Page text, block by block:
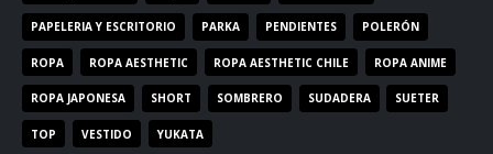
PAPELERIA Y ESCRITORIO PARKA PENDIENTES POLERÓN
ROPA ROPA AESTHETIC ROPA AESTHETIC CHILE ROPA ANIME
ROPA JAPONESA SHORT SOMBRERO SUDADERA SUETER
TOP VESTIDO YUKATA